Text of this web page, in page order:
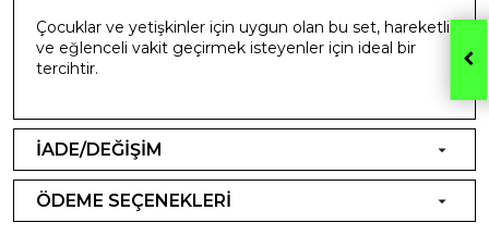
Çocuklar ve yetişkinler için uygun olan bu set, hareketli
ve eğlenceli vakit geçirmek isteyenler için ideal bir
tercihtir.
İADE/DEĞİŞİM
ÖDEME SEÇENEKLERİ